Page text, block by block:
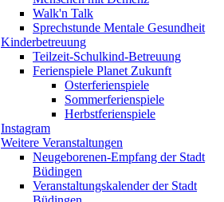
Walk'n Talk
Sprechstunde Mentale Gesundheit
Kinderbetreuung
Teilzeit-Schulkind-Betreuung
Ferienspiele Planet Zukunft
Osterferienspiele
Sommerferienspiele
Herbstferienspiele
Instagram
Weitere Veranstaltungen
Neugeborenen-Empfang der Stadt
Büdingen
Veranstaltungskalender der Stadt